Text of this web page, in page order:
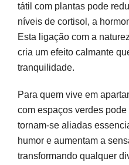
tátil com plantas pode
níveis de cortisol, a
Esta ligação com a
cria um efeito calmante
tranquilidade.
Para quem vive em
com espaços verdes
tornam-se aliadas
humor e aumentam a
transformando qualquer